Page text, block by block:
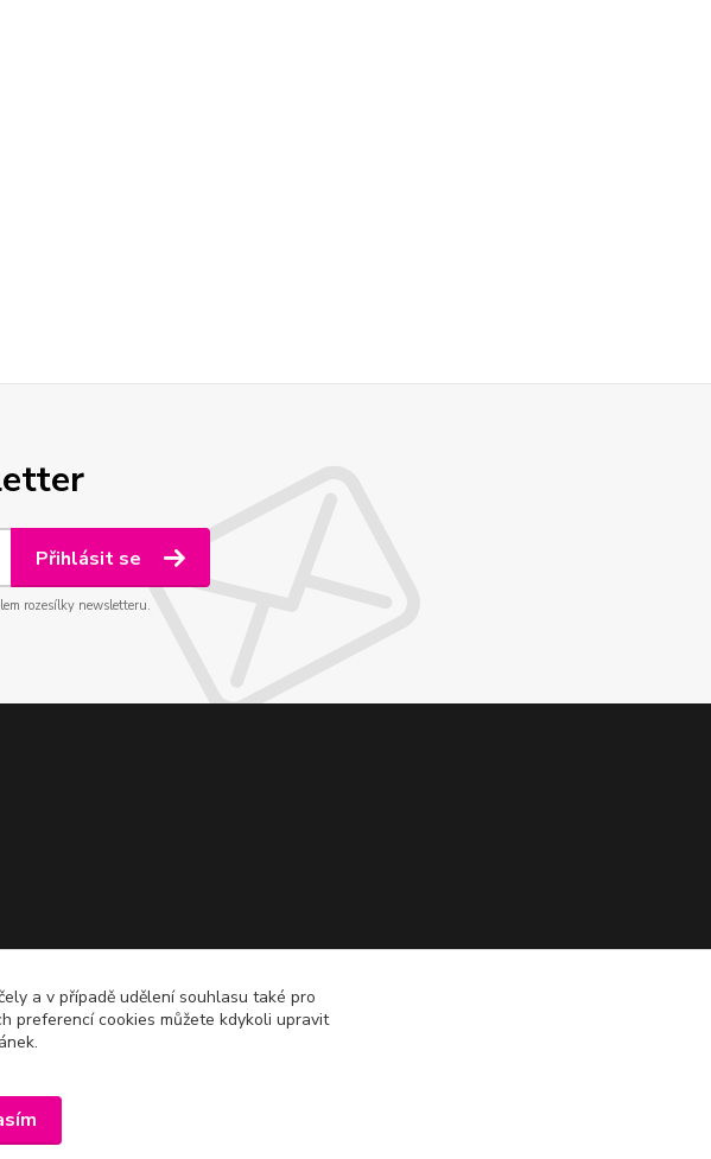
Přihlásit se
rozesílky newsletteru.
a v případě udělení souhlasu také pro
preferencí cookies můžete kdykoli upravit